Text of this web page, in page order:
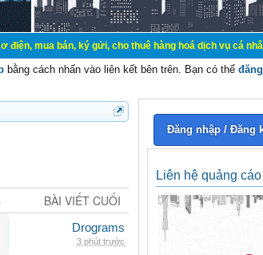
ký gửi, cho thuê hàng hoá dịch vụ cá nhân, gia
bằng cách nhấn vào liên kết bên trên. Bạn có thể
BÀI VIẾT CUỐI
Drograms
3 phút trước
Đăng nhập / Đăng
Liên hệ quảng cáo